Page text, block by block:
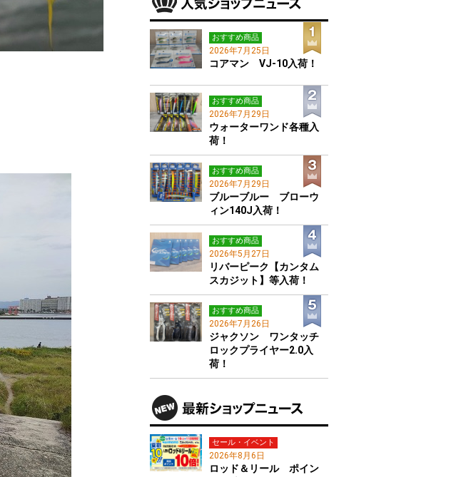
おすすめ商品
2026年7月25日
コアマン VJ-10入荷！
おすすめ商品
2026年7月29日
ウォーターワンド各種入
荷！
おすすめ商品
2026年7月29日
ブルーブルー ブローウ
ィン140J入荷！
おすすめ商品
2026年5月27日
リバーピーク【カンタム
スカジット】等入荷！
おすすめ商品
2026年7月26日
ジャクソン ワンタッチ
ロックプライヤー2.0入
荷！
セール・イベント
2026年8月6日
ロッド＆リール ポイン